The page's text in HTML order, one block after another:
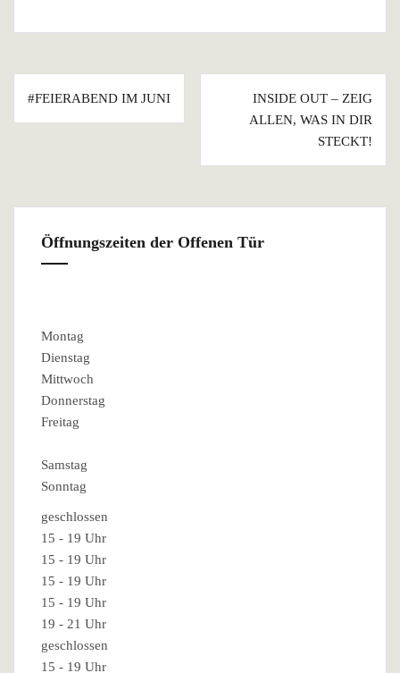
Beitragsnavigation
#FEIERABEND IM JUNI
INSIDE OUT – ZEIG
ALLEN, WAS IN DIR
STECKT!
Öffnungszeiten der Offenen Tür
Montag
Dienstag
Mittwoch
Donnerstag
Freitag
Samstag
Sonntag
geschlossen
15 - 19 Uhr
15 - 19 Uhr
15 - 19 Uhr
15 - 19 Uhr
19 - 21 Uhr
geschlossen
15 - 19 Uhr